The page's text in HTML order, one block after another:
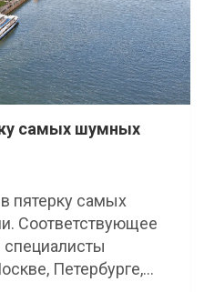
самых шумных
пятерку самых
Соответствующее
Петербурге,…